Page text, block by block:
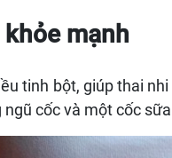
mạnh
tinh bột, giúp thai
cốc và một cốc